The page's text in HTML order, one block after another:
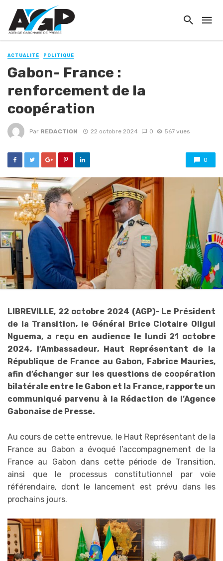
ACTUALITÉ POLITIQUE
Gabon- France :
renforcement de la
coopération
Par REDACTION 22 octobre 2024 0 567 vues
0
LIBREVILLE, 22 octobre 2024 (AGP)- Le Président
de la Transition, le Général Brice Clotaire Oligui
Nguema, a reçu en audience le lundi 21 octobre
2024, l’Ambassadeur, Haut Représentant de la
République de France au Gabon, Fabrice Mauries,
afin d’échanger sur les questions de coopération
bilatérale entre le Gabon et la France, rapporte un
communiqué parvenu à la Rédaction de l’Agence
Gabonaise de Presse.
Au cours de cette entrevue, le Haut Représentant de la
France au Gabon a évoqué l’accompagnement de la
France au Gabon dans cette période de Transition,
ainsi que le processus constitutionnel par voie
référendaire, dont le lancement est prévu dans les
prochains jours.